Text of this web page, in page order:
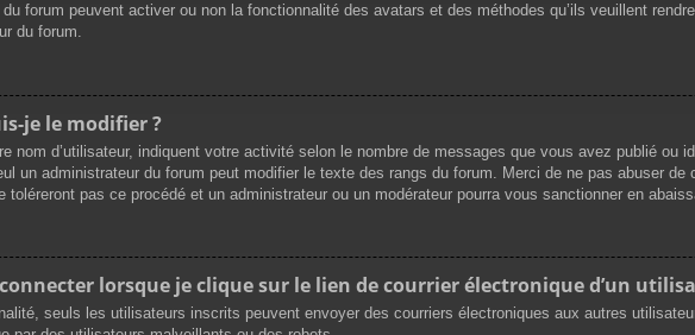
forum peuvent activer ou non la fonctionnalité des avatars et des méthodes qu’ils veuillent
du forum.
je le modifier ?
nom d’utilisateur, indiquent votre activité selon le nombre de messages que vous avez publié
un administrateur du forum peut modifier le texte des rangs du forum. Merci de ne pas abuser
pas ce procédé et un administrateur ou un modérateur pourra vous sanctionner en
lorsque je clique sur le lien de courrier électronique d’un
seuls les utilisateurs inscrits peuvent envoyer des courriers électroniques aux autres